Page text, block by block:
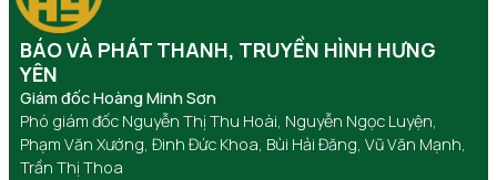
BÁO VÀ PHÁT THANH, TRUYỀN HÌNH HƯNG
YÊN
Giám đốc Hoàng Minh Sơn
Phó giám đốc Nguyễn Thị Thu Hoài, Nguyễn Ngọc Luyện,
Phạm Văn Xướng, Đinh Đức Khoa, Bùi Hải Đăng, Vũ Văn Mạnh,
Trần Thị Thoa